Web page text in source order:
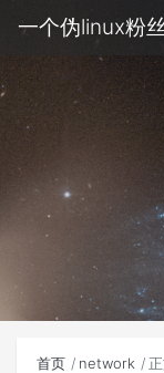
一个伪linux粉
首页 network